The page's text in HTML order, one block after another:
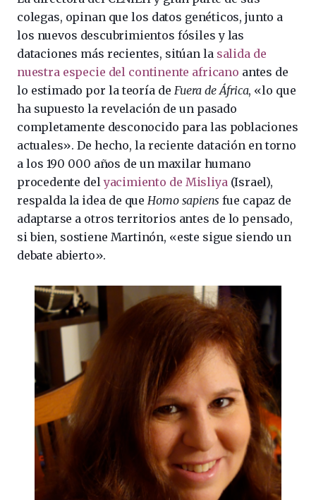
colegas, opinan que los datos genéticos, junto a
los nuevos descubrimientos fósiles y las
dataciones más recientes, sitúan la salida de
nuestra especie del continente africano antes de
lo estimado por la teoría de Fuera de África, «lo que
ha supuesto la revelación de un pasado
completamente desconocido para las poblaciones
actuales». De hecho, la reciente datación en torno
a los 190 000 años de un maxilar humano
procedente delyacimiento de Misliya (Israel),
respalda la idea de que Homo sapiens fue capaz de
adaptarse a otros territorios antes de lo pensado,
si bien, sostiene Martinón, «este sigue siendo un
debate abierto».